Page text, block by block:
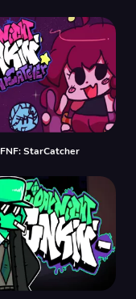
FNF: StarCatcher